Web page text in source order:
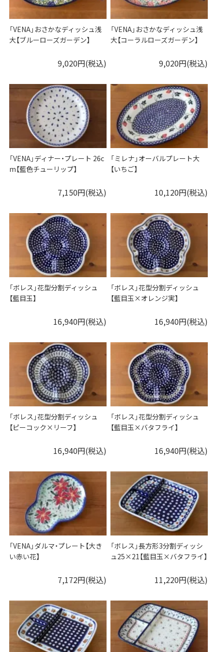
「VENA」おさかなディッシュ浅
大【ブルーローズガーデン】
9,020円(税込)
「VENA」おさかなディッシュ浅
大【コーラルローズガーデン】
9,020円(税込)
「VENA」ディナー・プレート 26c
m【藍色チューリップ】
7,150円(税込)
「ミレナ」オーバルプレート大
【いちご】
10,120円(税込)
「ボレス」花型分割ディッシュ
【藍目玉】
16,940円(税込)
「ボレス」花型分割ディッシュ
【藍目玉×オレンジ実】
16,940円(税込)
「ボレス」花型分割ディッシュ
【ピーコック×リーフ】
16,940円(税込)
「ボレス」花型分割ディッシュ
【藍目玉×バタフライ】
16,940円(税込)
「VENA」ダルマ・プレート【大き
い赤い花】
7,172円(税込)
「ボレス」長方形3分割ディッシ
ュ25×21【藍目玉×バタフライ】
11,220円(税込)